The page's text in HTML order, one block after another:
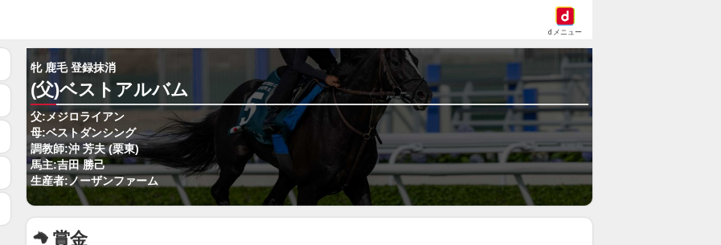
dメニュー
牝 鹿毛 登録抹消
(父)ベストアルバム
父:メジロライアン
母:ベストダンシング
調教師:沖 芳夫 (栗東)
馬主:吉田 勝己
生産者:ノーザンファーム
賞金